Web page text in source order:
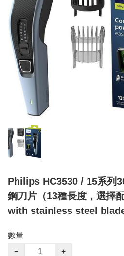
Philips HC3530 / 15系列
鋼刀片（13種長度，選擇
with stainless steel
數量
−
+